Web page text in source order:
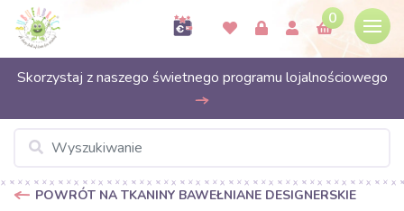
0
Skorzystaj z naszego świetnego programu lojalnościowego
POWRÓT NA TKANINY BAWEŁNIANE DESIGNERSKIE